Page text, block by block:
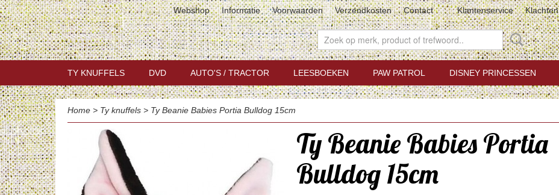
Webshop Informatie Voorwaarden Verzendkosten Contact Klantenservice Klachten
TY KNUFFELS DVD AUTO'S / TRACTOR LEESBOEKEN PAW PATROL DISNEY PRINCESSEN
Home > Ty knuffels > Ty Beanie Babies Portia Bulldog 15cm
Ty Beanie Babies Portia
Bulldog 15cm